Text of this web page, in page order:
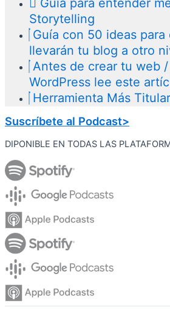
Storytelling
Guía con 50 ideas
llevarán tu blog a otro
Antes de crear tu web
WordPress lee este
Herramienta Más
Suscríbete al Podcast>
DIPONIBLE EN TODAS LAS